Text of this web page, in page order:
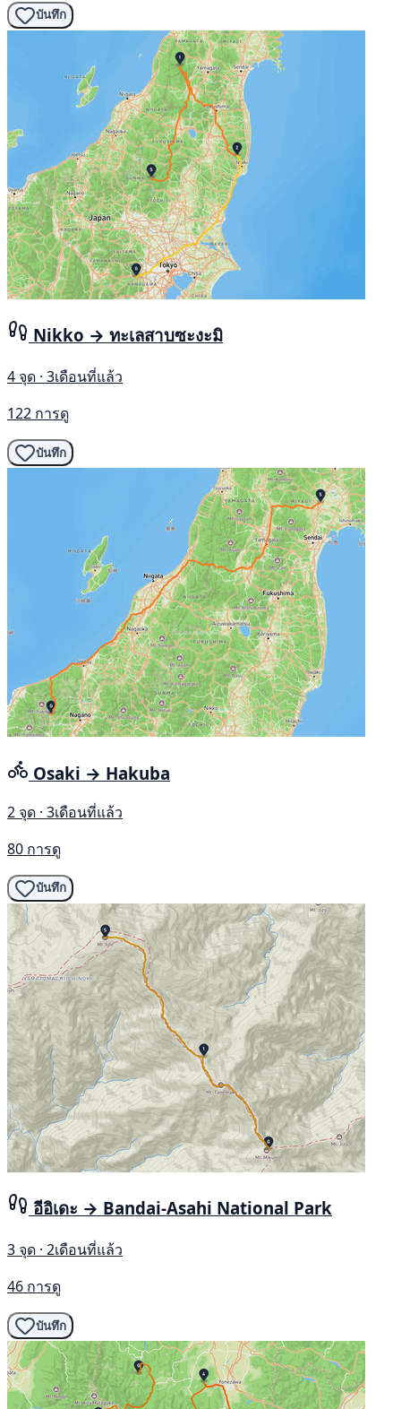
บันทึก
Nikko → ทะเลสาบซะงะมิ
4 จุด · 3เดือนที่แล้ว
122 การดู
บันทึก
Osaki → Hakuba
2 จุด · 3เดือนที่แล้ว
80 การดู
บันทึก
อีอิเดะ → Bandai-Asahi National Park
3 จุด · 2เดือนที่แล้ว
46 การดู
บันทึก